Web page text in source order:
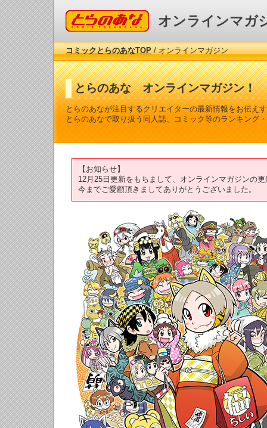
コミックとらのあな オンラインマガ
コミックとらのあなTOP/ オンラインマガジン
とらのあな オンラインマガジン！
とらのあなが注目するクリエイターの最新情報をお伝え
とらのあなで取り扱う同人誌、コミック等のランキング
【お知らせ】
12月25日更新をもちまして、オンラインマガジンの
今までご愛顧頂きましてありがとうございました。